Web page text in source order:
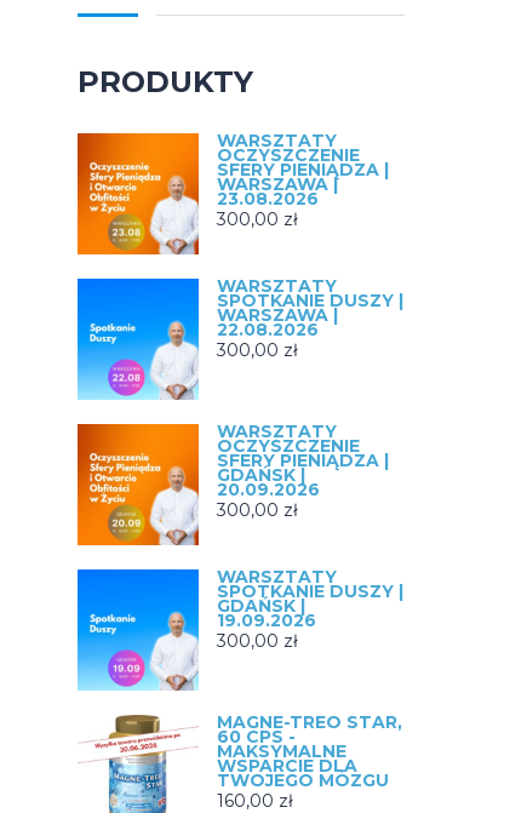
PRODUKTY
WARSZTATY
OCZYSZCZENIE
SFERY PIENIĄDZA |
WARSZAWA |
23.08.2026
300,00 zł
WARSZTATY
SPOTKANIE DUSZY |
WARSZAWA |
22.08.2026
300,00 zł
WARSZTATY
OCZYSZCZENIE
SFERY PIENIĄDZA |
GDAŃSK |
20.09.2026
300,00 zł
WARSZTATY
SPOTKANIE DUSZY |
GDAŃSK |
19.09.2026
300,00 zł
MAGNE-TREO STAR,
60 CPS -
MAKSYMALNE
WSPARCIE DLA
TWOJEGO MÓZGU
160,00 zł